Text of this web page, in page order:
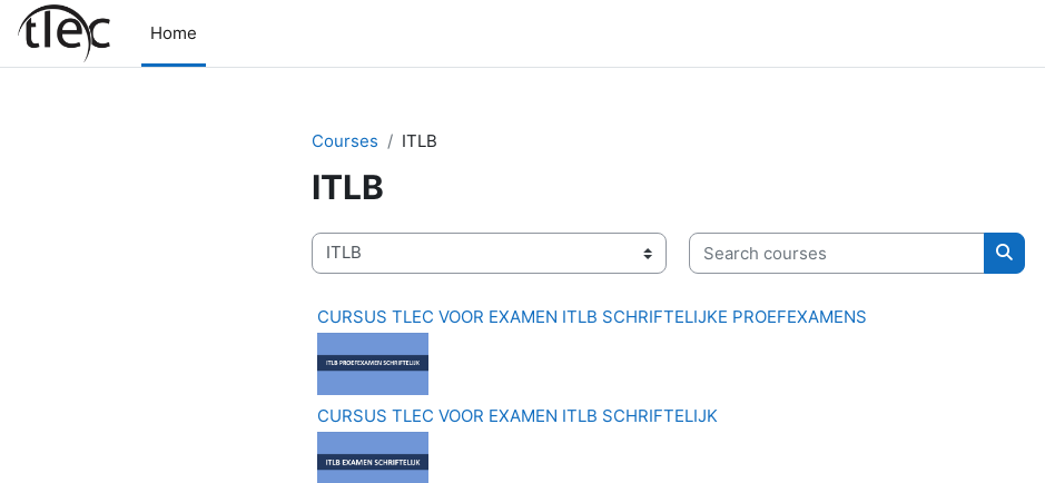
Skip to main content
Home
Courses ITLB
ITLB
Course categories
Search courses
CURSUS TLEC VOOR EXAMEN ITLB SCHRIFTELIJKE PROEFEXAMENS
CURSUS TLEC VOOR EXAMEN ITLB SCHRIFTELIJK